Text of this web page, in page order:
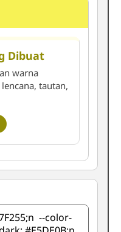
Dibuat
warna
tautan,